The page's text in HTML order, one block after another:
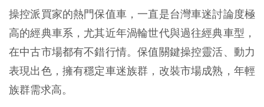
操控派買家的熱門保值車，一直是台灣車迷討論度極
高的經典車系，尤其近年渦輪世代與過往經典車型，
在中古市場都有不錯行情。保值關鍵操控靈活、動力
表現出色，擁有穩定車迷族群，改裝市場成熟，年輕
族群需求高。